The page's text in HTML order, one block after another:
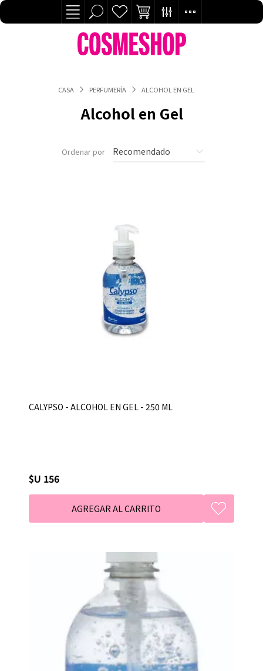
CASA PERFUMERÍA ALCOHOL EN GEL
Alcohol en Gel
Ordenar por
CALYPSO - ALCOHOL EN GEL - 250 ML
$U 156